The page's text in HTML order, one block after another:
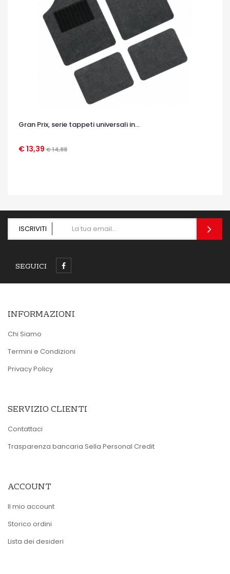
Gran Prix, serie tappeti universali in...
€ 13,39 € 14,88
OCCHIATA VELOCE
ISCRIVITI
SEGUICI
INFORMAZIONI
Chi Siamo
Termini e Condizioni
Privacy Policy
SERVIZIO CLIENTI
Contattaci
Trasparenza bancaria Sella Personal Credit
ACCOUNT
Il mio account
Storico ordini
Lista dei desideri